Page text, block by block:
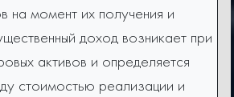
на момент их получения и
доход возникает при
активов и определяется
стоимостью реализации и